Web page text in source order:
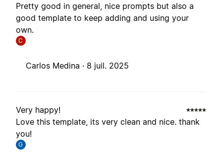
Pretty good in general, nice prompts but also a
good template to keep adding and using your
own.
C
Carlos Medina · 8 juil. 2025
Very happy!
Love this template, its very clean and nice. thank
you!
G